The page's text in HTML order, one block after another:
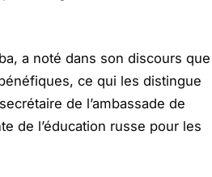
a noté dans son discours que
ce qui les distingue
de l’ambassade de
de l’éducation russe pour les